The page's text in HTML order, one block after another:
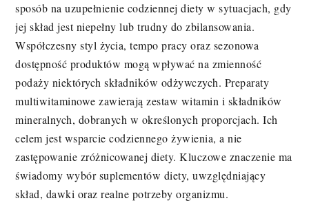
sposób na uzupełnienie codziennej diety w sytuacjach, gdy
jej skład jest niepełny lub trudny do zbilansowania.
Współczesny styl życia, tempo pracy oraz sezonowa
dostępność produktów mogą wpływać na zmienność
podaży niektórych składników odżywczych. Preparaty
multiwitaminowe zawierają zestaw witamin i składników
mineralnych, dobranych w określonych proporcjach. Ich
celem jest wsparcie codziennego żywienia, a nie
zastępowanie zróżnicowanej diety. Kluczowe znaczenie ma
świadomy wybór suplementów diety, uwzględniający
skład, dawki oraz realne potrzeby organizmu.